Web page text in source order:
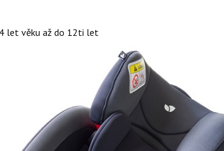
věku až do 12ti let